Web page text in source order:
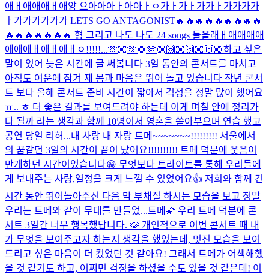
애ㅐ애애애ㅐ애양 으아아아ㅏ아아ㅏㅇ가ㅏ가ㅏ가가ㅏ가가가가
ㅏ가가가가가가 LETS GO ANTAGONIST🔥🔥🔥🔥🔥🔥🔥🔥🔥
🔥🔥🔥🔥🔥🔥🔥 형 그리고 나도 나도 24 songs 들을래ㅐ애애애애
애애애ㅐ애ㅐ애ㅐㅇ!!!!!...🫶🏼🫶🏼🫶🏼🙌🏼🙌🏼🙌🏼하고 싶은
말이 있어 늦은 시간에 글 써봅니다 3일 동안의 콘서트를 마치고
아직도 여운에 잠겨 제 몸과 마음은 뛰어 놀고 있습니다 작년 콘서
트 보다 올해 콘서트 준비 시간이 짧아서 걱정을 정말 많이 했어요
ㅠ.. ㅎ 더 좋은 결과를 보여드려야 하는데 이게 며칠 안에 정리가
다 될까 라는 생각과 함께 10명이서 영혼을 쏟아부으며 연습 했고
공연 당일 리허...내 사랑 내 자랑 트메~~~~~~~!!!!!!!!! 서울에서
의 꿈같던 3일의 시간이 끝이 났어요!!!!!!!!!! 트메 덕분에 웃음이
만개하던 시간이었습니다😁 무엇보다 트라이트를 통해 우리들에
게 보내주는 사랑,열정을 크게 느낄 수 있었어요👍 저희와 함께 긴
시간 동안 뛰어놀아주신 다음 막 부채질 하시는 모습을 보고 정말
우리는 트메와 같이 무대를 만들었...트메🌠 우리 트메 덕분에 콘
서트 3일간 너무 행복했답니다. 🫶 개인적으로 이번 콘서트 때 내
가 무엇을 보여주고자 하는지 생각을 했었는데, 멋진 모습을 보여
드리고 싶은 마음이 더 컸었던 것 같아요! 그래서 트메가 어색해했
을 것 같기도 하고, 어쩌면 걱정을 하셨을 수도 있을 것 같은데! 이